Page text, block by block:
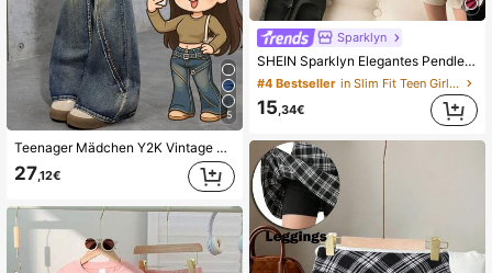
5
Teenager Mädchen Y2K Vintage ausgewaschene ausgefranste Saum Taillengürtel Design Slim Fit Schlagjeans, Mädchen Winter und Herbst Rave Festival und Streetwear Schule, geeignet für Schule, Zuhause und Reisen, Schlagjeans, Bootcut Jeans, süße Jeans, Jeans, Schlagjeans
27,12€
Sparklyn
SHEIN Sparklyn Elegantes Pendler-Lady-Outfit für Teenager-Mädchen, bestehend aus asymmetrischem Strick-Top und Webstoff-Shorts in Unifarbe, für Teenager-Mädchen
#4 Bestseller in Slim Fit Teen Girls T-Shirt Co-ords
15 ,34€